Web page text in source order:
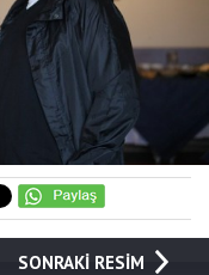
SONRAKİ RESİM